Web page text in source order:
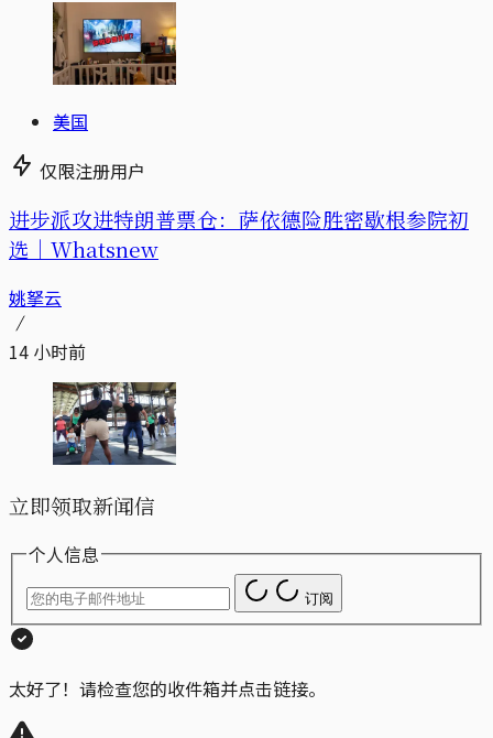
美国
仅限注册用户
进步派攻进特朗普票仓：萨依德险胜密歇根参院初
选｜Whatsnew
姚拏云
14 小时前
立即领取新闻信
个人信息
订阅
太好了！请检查您的收件箱并点击链接。